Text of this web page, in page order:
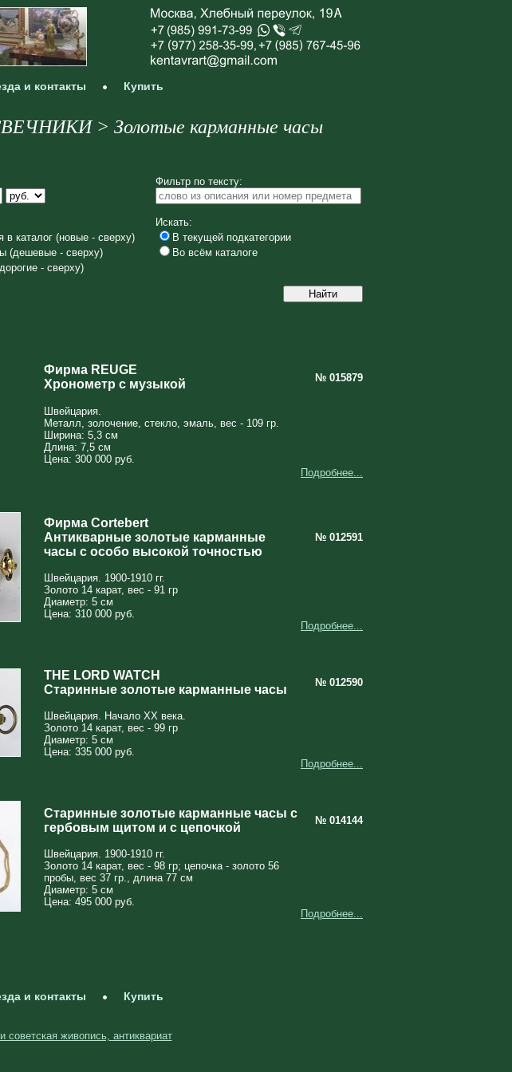
и контакты Купить
> Золотые карманные часы
Фильтр по тексту:
в каталог (новые - сверху)
(дешевые - сверху)
- сверху)
Искать:
В текущей подкатегории
Во всём каталоге
Фирма REUGE
Хронометр с музыкой
№ 015879
Швейцария.
Металл, золочение, стекло, эмаль, вес - 109 гр.
Ширина: 5,3 см
Длина: 7,5 см
Цена: 300 000 руб.
Подробнее...
Фирма Cortebert
Антикварные золотые карманные
часы с особо высокой точностью
№ 012591
Швейцария. 1900-1910 гг.
Золото 14 карат, вес - 91 гр
Диаметр: 5 см
Цена: 310 000 руб.
Подробнее...
THE LORD WATCH
Старинные золотые карманные часы
№ 012590
Швейцария. Начало XX века.
Золото 14 карат, вес - 99 гр
Диаметр: 5 см
Цена: 335 000 руб.
Подробнее...
Старинные золотые карманные часы с
гербовым щитом и с цепочкой
№ 014144
Швейцария. 1900-1910 гг.
Золото 14 карат, вес - 98 гр; цепочка - золото 56
пробы, вес 37 гр., длина 77 см
Диаметр: 5 см
Цена: 495 000 руб.
Подробнее...
и контакты Купить
советская живопись, антиквариат